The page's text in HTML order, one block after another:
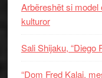
Arbëreshët si model
kulturor
Sali Shijaku, “Diego
“Dom Fred Kalaj,